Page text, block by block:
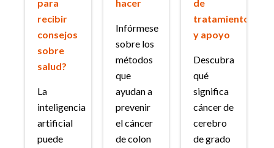
para
recibir
consejos
sobre
salud?
La
inteligencia
artificial
puede
hacer
Infórmese
sobre los
métodos
que
ayudan a
prevenir
el cáncer
de colon
de
tratamiento
y apoyo
Descubra
qué
significa
cáncer de
cerebro
de grado